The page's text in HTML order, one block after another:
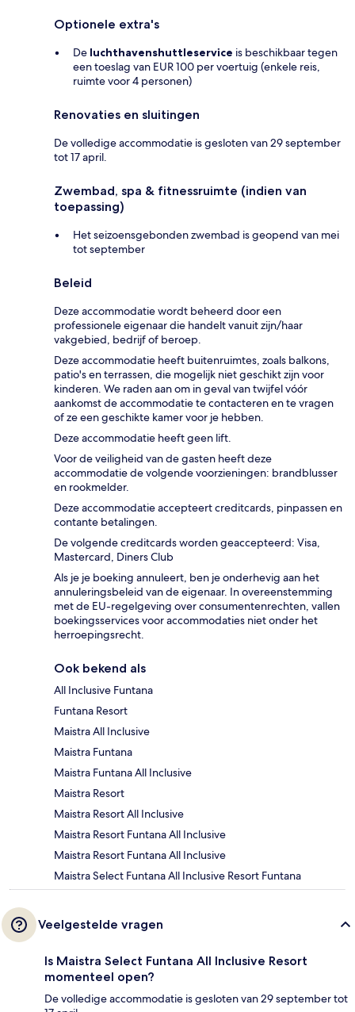
Optionele extra's
De luchthavenshuttleservice is beschikbaar tegen
een toeslag van EUR 100 per voertuig (enkele reis,
ruimte voor 4 personen)
Renovaties en sluitingen
De volledige accommodatie is gesloten van 29 september
tot 17 april.
Zwembad, spa & fitnessruimte (indien van
toepassing)
Het seizoensgebonden zwembad is geopend van mei
tot september
Beleid
Deze accommodatie wordt beheerd door een
professionele eigenaar die handelt vanuit zijn/haar
vakgebied, bedrijf of beroep.
Deze accommodatie heeft buitenruimtes, zoals balkons,
patio's en terrassen, die mogelijk niet geschikt zijn voor
kinderen. We raden aan om in geval van twijfel vóór
aankomst de accommodatie te contacteren en te vragen
of ze een geschikte kamer voor je hebben.
Deze accommodatie heeft geen lift.
Voor de veiligheid van de gasten heeft deze
accommodatie de volgende voorzieningen: brandblusser
en rookmelder.
Deze accommodatie accepteert creditcards, pinpassen en
contante betalingen.
De volgende creditcards worden geaccepteerd: Visa,
Mastercard, Diners Club
Als je je boeking annuleert, ben je onderhevig aan het
annuleringsbeleid van de eigenaar. In overeenstemming
met de EU-regelgeving over consumentenrechten, vallen
boekingsservices voor accommodaties niet onder het
herroepingsrecht.
Ook bekend als
All Inclusive Funtana
Funtana Resort
Maistra All Inclusive
Maistra Funtana
Maistra Funtana All Inclusive
Maistra Resort
Maistra Resort All Inclusive
Maistra Resort Funtana All Inclusive
Maistra Resort Funtana All Inclusive
Maistra Select Funtana All Inclusive Resort Funtana
Veelgestelde vragen
Is Maistra Select Funtana All Inclusive Resort
momenteel open?
De volledige accommodatie is gesloten van 29 september tot